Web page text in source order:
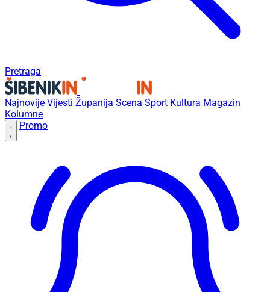
Pretraga
Najnovije Vijesti Županija Scena Sport Kultura Magazin
Kolumne
Promo